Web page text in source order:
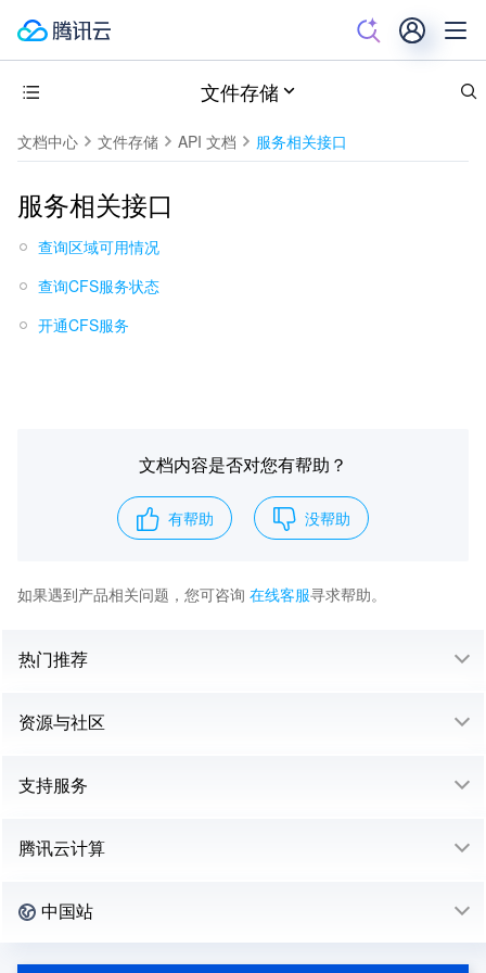
文件存储
文档中心 文件存储 API 文档 服务相关接口
服务相关接口
查询区域可用情况
查询CFS服务状态
开通CFS服务
文档内容是否对您有帮助？
有帮助 没帮助
如果遇到产品相关问题，您可咨询 在线客服寻求帮助。
热门推荐
资源与社区
支持服务
腾讯云计算
中国站